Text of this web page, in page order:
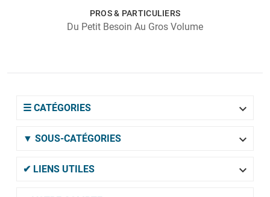
PROS & PARTICULIERS
Du Petit Besoin Au Gros Volume
☰ CATÉGORIES 
▼ SOUS-CATÉGORIES 
✔ LIENS UTILES 